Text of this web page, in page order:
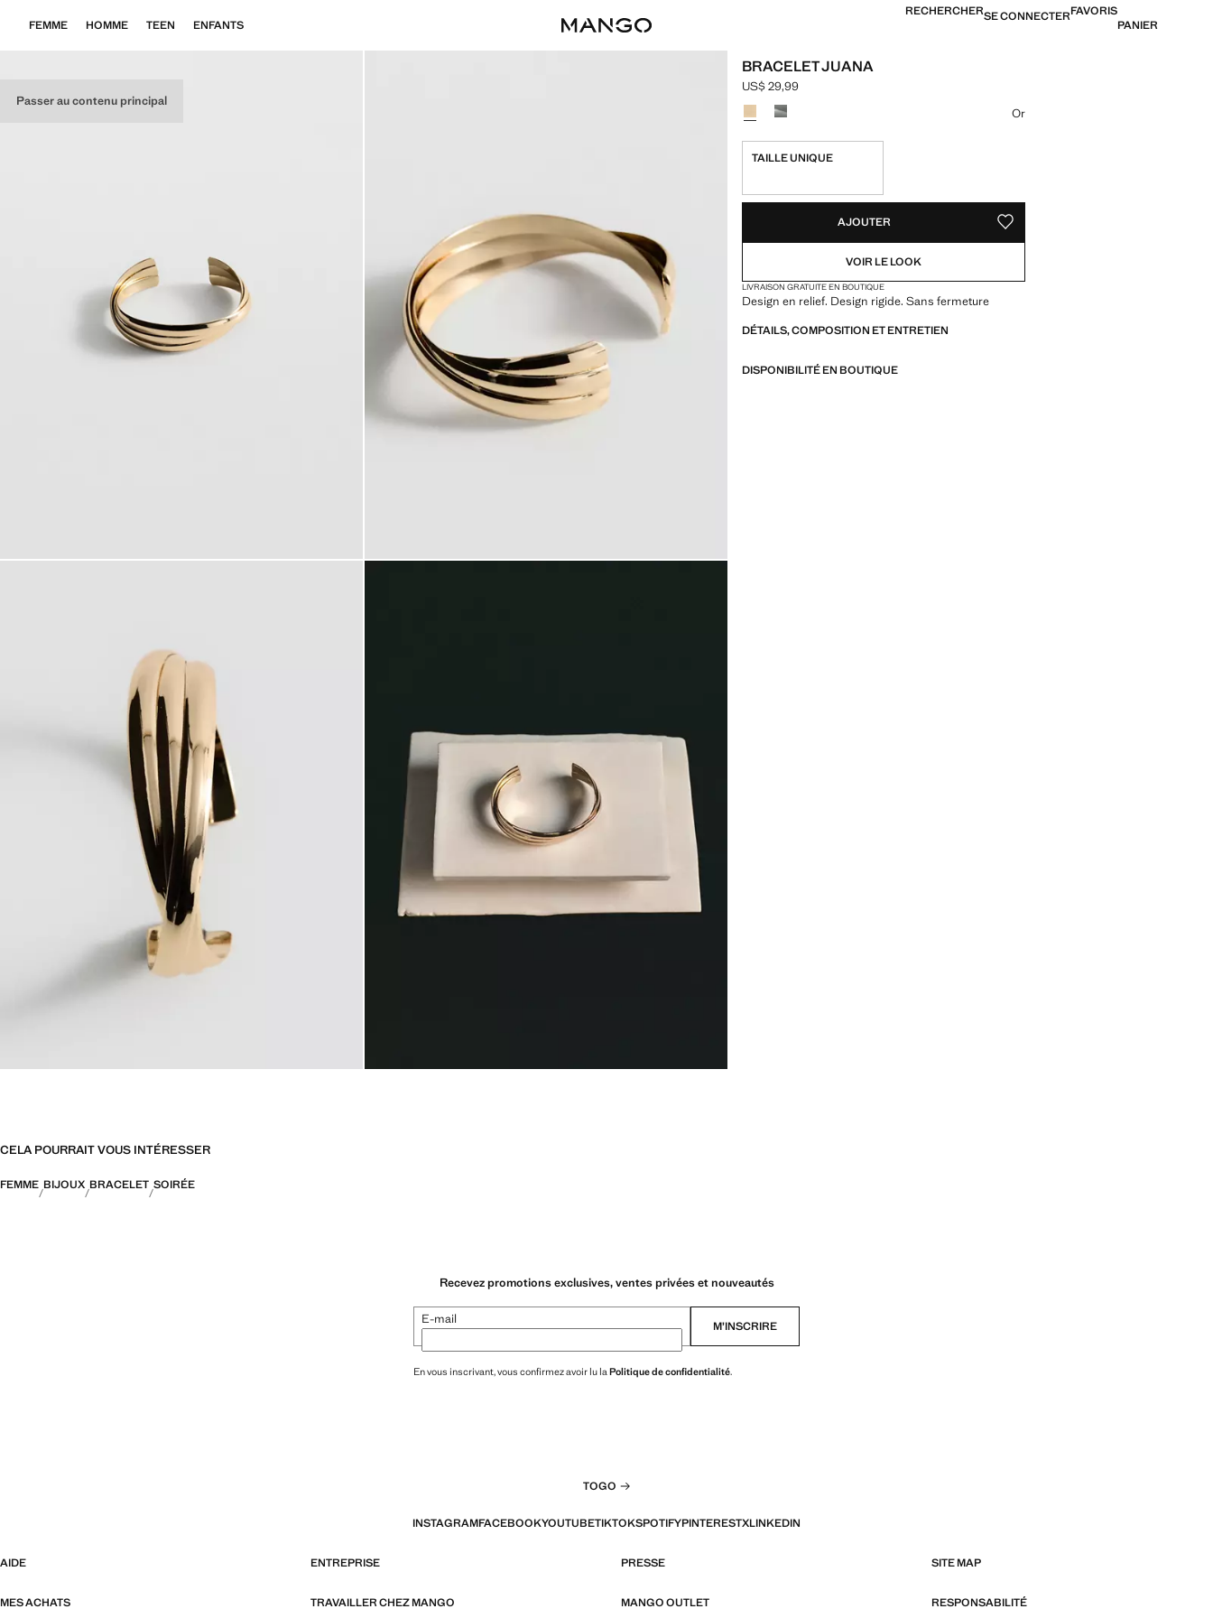
Passer au contenu principal
FEMME HOMME TEEN ENFANTS
RECHERCHERSE CONNECTERFAVORIS
PANIER
BRACELET JUANA
Prix actuel [US$ 29,99 ]
US$ 29,99
Choisissez une couleur
Or
TAILLE UNIQUE
AJOUTER AJOUTER AUX FAVORIS
VOIR LE LOOK
LIVRAISON GRATUITE EN BOUTIQUE
Design en relief. Design rigide. Sans fermeture
DÉTAILS, COMPOSITION ET ENTRETIEN
DISPONIBILITÉ EN BOUTIQUE
CELA POURRAIT VOUS INTÉRESSER
FEMME BIJOUX BRACELET SOIRÉE
Recevez promotions exclusives, ventes privées et nouveautés
E-mail M’INSCRIRE
En vous inscrivant, vous confirmez avoir lu laPolitique de confidentialité.
TOGO
INSTAGRAMFACEBOOKYOUTUBETIKTOKSPOTIFYPINTERESTXLINKEDIN
AIDE ENTREPRISE PRESSE SITE MAP
MES ACHATS TRAVAILLER CHEZ MANGO MANGO OUTLET RESPONSABILITÉ